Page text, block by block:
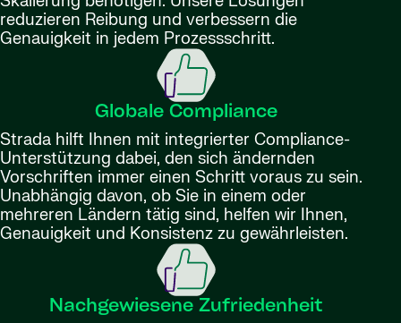
reduzieren Reibung und verbessern die
Genauigkeit in jedem Prozessschritt.
Globale Compliance
Strada hilft Ihnen mit integrierter Compliance-
Unterstützung dabei, den sich ändernden
Vorschriften immer einen Schritt voraus zu sein.
Unabhängig davon, ob Sie in einem oder
mehreren Ländern tätig sind, helfen wir Ihnen,
Genauigkeit und Konsistenz zu gewährleisten.
Nachgewiesene Zufriedenheit